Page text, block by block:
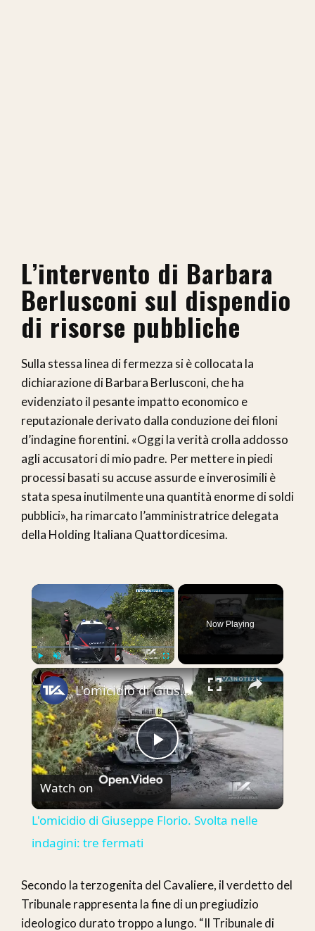
L’intervento di Barbara
Berlusconi sul dispendio
di risorse pubbliche
Sulla stessa linea di fermezza si è collocata la
dichiarazione di Barbara Berlusconi, che ha
evidenziato il pesante impatto economico e
reputazionale derivato dalla conduzione dei filoni
d’indagine fiorentini. «Oggi la verità crolla addosso
agli accusatori di mio padre. Per mettere in piedi
processi basati su accuse assurde e inverosimili è
stata spesa inutilmente una quantità enorme di soldi
pubblici», ha rimarcato l’amministratrice delegata
della Holding Italiana Quattordicesima.
×
Play Unmute Fullscreen
Now Playing
×
Play
Video
L'omicidio di Giuseppe Florio. Svolta nelle indagini: tre fermati
Watch on
L'omicidio di Giuseppe Florio. Svolta nelle
indagini: tre fermati
Secondo la terzogenita del Cavaliere, il verdetto del
Tribunale rappresenta la fine di un pregiudizio
ideologico durato troppo a lungo. “Il Tribunale di